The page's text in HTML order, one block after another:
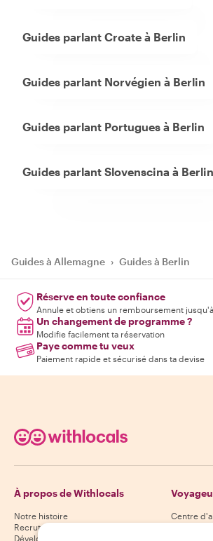
Guides parlant Croate à Berlin
Guides parlant Norvégien à Berlin
Guides parlant Portugues à Berlin
Guides parlant Slovenscina à Berlin
Guides à Allemagne › Guides à Berlin
Réserve en toute confiance
Annule et obtiens un remboursement
Un changement de programme ?
Modifie facilement ta réservation
Paye comme tu veux
Paiement rapide et sécurisé dans ta devise
À propos de Withlocals
Notre histoire
Recrutement
Développement durable
Centre
Politique